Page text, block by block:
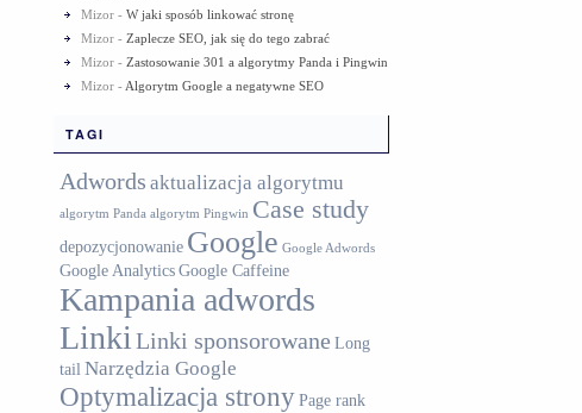
Mizor- W jaki sposób linkować stronę
Mizor- Zaplecze SEO, jak się do tego zabrać
Mizor- Zastosowanie 301 a algorytmy Panda i Pingwin
Mizor- Algorytm Google a negatywne SEO
TAGI
Adwords aktualizacja algorytmu
algorytm Panda algorytm Pingwin Case study
depozycjonowanie Google Google Adwords
Google AnalyticsGoogle Caffeine
Kampania adwords
Linki Linki sponsorowane Long
tail Narzędzia Google
Optymalizacja stronyPage rank